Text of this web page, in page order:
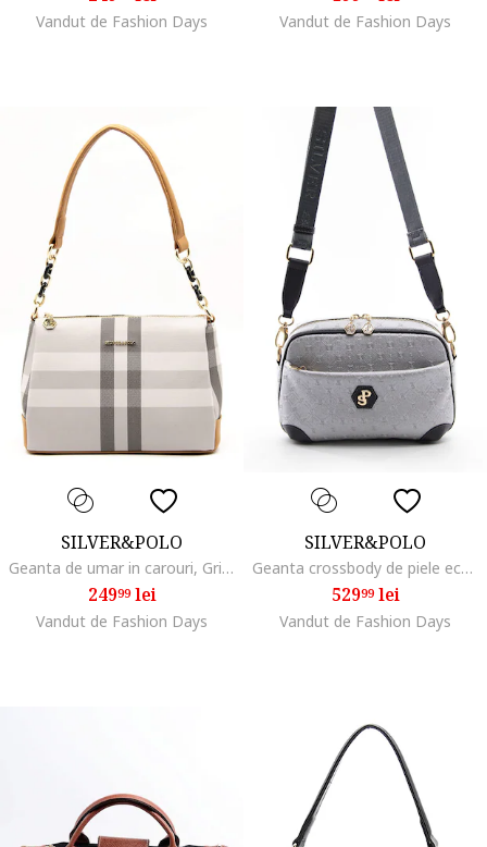
Vandut de Fashion Days Vandut de Fashion Days
SILVER&POLO
Geanta de umar in carouri, Gri deschis/Maro scortisoara
24999lei
Vandut de Fashion Days
SILVER&POLO
Geanta crossbody de piele ecologica cu model logo, Gri antracit/Argintiu
52999lei
Vandut de Fashion Days